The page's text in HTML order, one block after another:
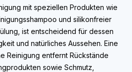
mit speziellen Produkten wie
und silikonfreier
ist entscheidend für dessen
und natürliches Aussehen. Eine
Reinigung entfernt Rückstände
sowie Schmutz,